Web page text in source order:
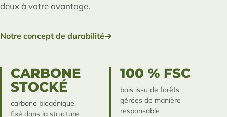
deux à votre avantage.
Notre concept de durabilité
CARBONE
STOCKÉ
carbone biogénique,
fixé dans la structure
100 % FSC
bois issu de forêts
gérées de manière
responsable